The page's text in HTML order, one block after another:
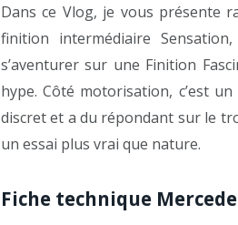
Dans ce Vlog, je vous présente
finition intermédiaire
s’aventurer sur une Finition
hype. Côté motorisation, c’est
discret et a du répondant sur le
un essai plus vrai que nature.
Fiche technique